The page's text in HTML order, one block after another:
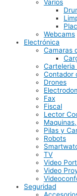
Varios
Webcams
Electrónica
Camaras
Carteleria
Contador
Drones
Fax
Fiscal
Lector
Pilas y
Robots
TV
Video
Video
Seguridad